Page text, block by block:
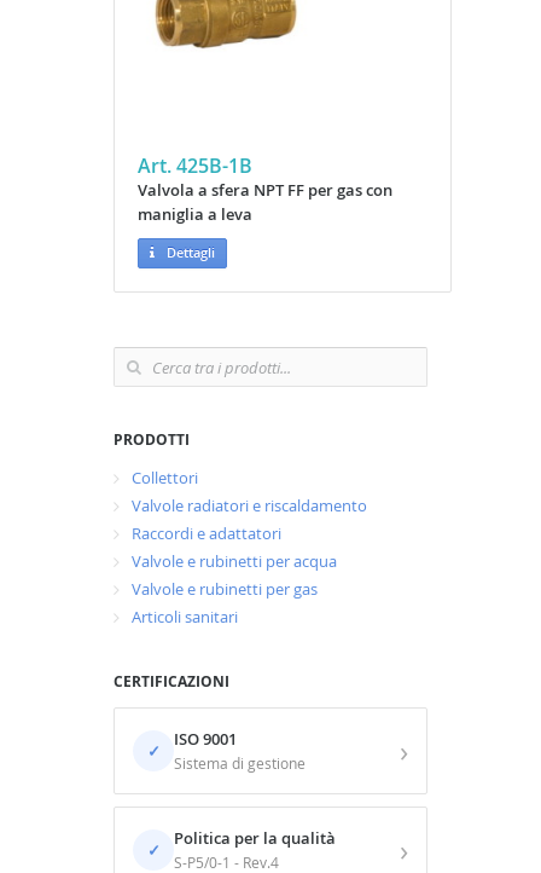
Art. 425B-1B
Valvola a sfera NPT FF per gas con
maniglia a leva
Dettagli
PRODOTTI
Collettori
Valvole radiatori e riscaldamento
Raccordi e adattatori
Valvole e rubinetti per acqua
Valvole e rubinetti per gas
Articoli sanitari
CERTIFICAZIONI
✓
ISO 9001
Sistema di gestione ›
✓
Politica per la qualità
S-P5/0-1 - Rev.4 ›